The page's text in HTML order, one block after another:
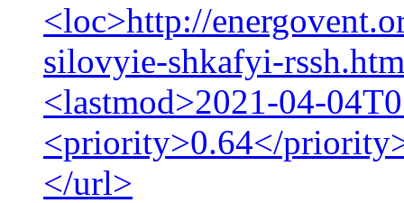
<loc>http://
silovyie-shkafyi-
<lastmod>2021-04-
<priority>0.64</
</url>